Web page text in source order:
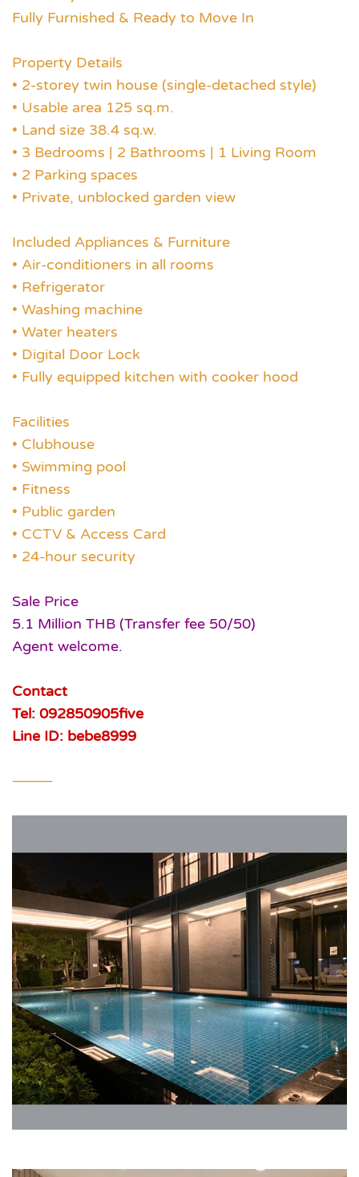
Fully Furnished & Ready to Move In
Property Details
• 2-storey twin house (single-detached style)
• Usable area 125 sq.m.
• Land size 38.4 sq.w.
• 3 Bedrooms | 2 Bathrooms | 1 Living Room
• 2 Parking spaces
• Private, unblocked garden view
Included Appliances & Furniture
• Air-conditioners in all rooms
• Refrigerator
• Washing machine
• Water heaters
• Digital Door Lock
• Fully equipped kitchen with cooker hood
Facilities
• Clubhouse
• Swimming pool
• Fitness
• Public garden
• CCTV & Access Card
• 24-hour security
Sale Price
5.1 Million THB (Transfer fee 50/50)
Agent welcome.
Contact
Tel: 092850905five
Line ID: bebe8999
⸻